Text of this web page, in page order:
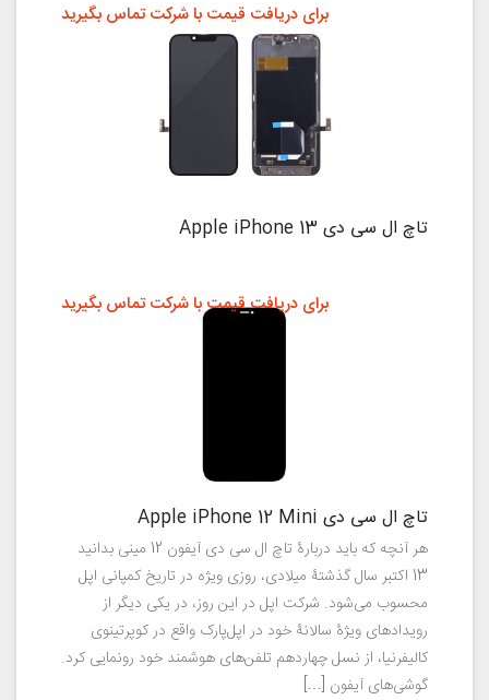
تاچ ال سی دی Apple iPhone 13
برای دریافت قیمت با شرکت تماس بگیرید
تاچ ال سی دی Apple iPhone 12 Mini
هر آنچه که باید دربارهٔ تاچ ال سی دی آیفون 12 مینی بدانید
13 اکتبر سال گذشتهٔ میلادی، روزی ویژه در تاریخ کمپانی اپل
محسوب می‌شود. شرکت اپل در این روز، در یکی دیگر از
رویدادهای ویژهٔ سالانهٔ خود در اپل‌پارک واقع در کوپرتینوی
کالیفرنیا، از نسل چهاردهم تلفن‌های هوشمند خود رونمایی کرد.
گوشی‌های آیفون […]
برای دریافت قیمت با شرکت تماس بگیرید